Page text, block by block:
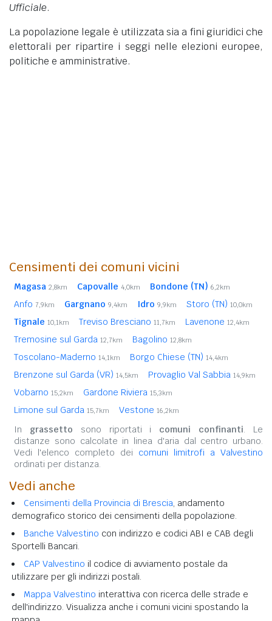
Ufficiale.
La popolazione legale è utilizzata sia a fini giuridici che
elettorali per ripartire i seggi nelle elezioni europee,
politiche e amministrative.
Censimenti dei comuni vicini
Magasa 2,8km Capovalle 4,0km Bondone (TN) 6,2km
Anfo 7,9km Gargnano 9,4km Idro 9,9km Storo (TN) 10,0km
Tignale 10,1km Treviso Bresciano 11,7km Lavenone 12,4km
Tremosine sul Garda 12,7km Bagolino 12,8km
Toscolano-Maderno 14,1km Borgo Chiese (TN) 14,4km
Brenzone sul Garda (VR) 14,5km Provaglio Val Sabbia 14,9km
Vobarno 15,2km Gardone Riviera 15,3km
Limone sul Garda 15,7km Vestone 16,2km
In grassetto sono riportati i comuni confinanti. Le
distanze sono calcolate in linea d'aria dal centro urbano.
Vedi l'elenco completo dei comuni limitrofi a Valvestino
ordinati per distanza.
Vedi anche
Censimenti della Provincia di Brescia, andamento
demografico storico dei censimenti della popolazione.
Banche Valvestino con indirizzo e codici ABI e CAB degli
Sportelli Bancari.
CAP Valvestino il codice di avviamento postale da
utilizzare per gli indirizzi postali.
Mappa Valvestino interattiva con ricerca delle strade e
dell'indirizzo. Visualizza anche i comuni vicini spostando la